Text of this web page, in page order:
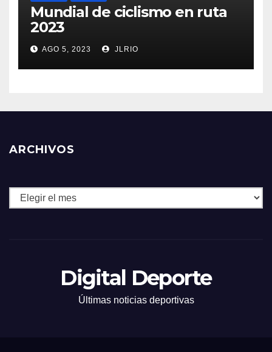
Mundial de ciclismo en ruta
2023
AGO 5, 2023 JLRIO
ARCHIVOS
Archivos
Digital Deporte
Últimas noticias deportivas